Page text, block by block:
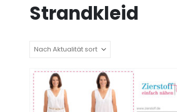
Strandkleid